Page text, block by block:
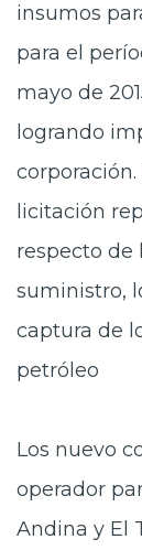
insumos
para el
mayo de
logrando
licitación
respecto de
suministro,
captura de
petróleo
Los nuevo
operador
Andina y El